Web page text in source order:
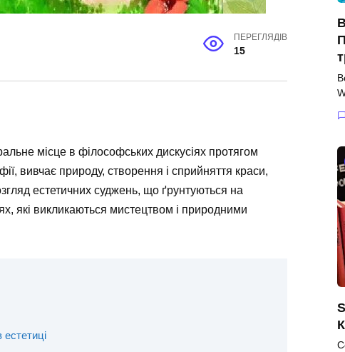
ПЕРЕГЛЯДІВ
15
місце в філософських дискусіях протягом
вивчає природу, створення і сприйняття краси,
естетичних суджень, що ґрунтуються на
які викликаються мистецтвом і природними